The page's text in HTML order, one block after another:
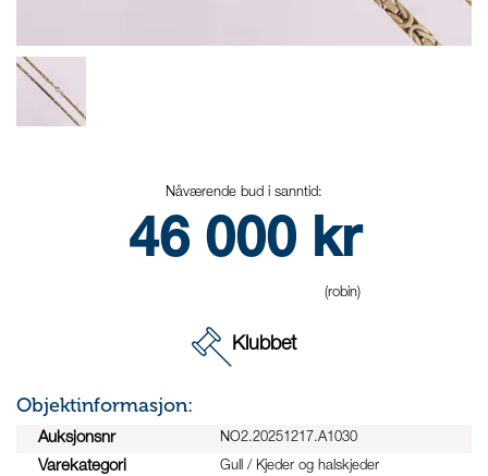
Nåværende bud i sanntid:
46 000 kr
(robin)
Klubbet
Objektinformasjon:
Auksjonsnr NO2.20251217.A1030
Varekategori Gull / Kjeder og halskjeder